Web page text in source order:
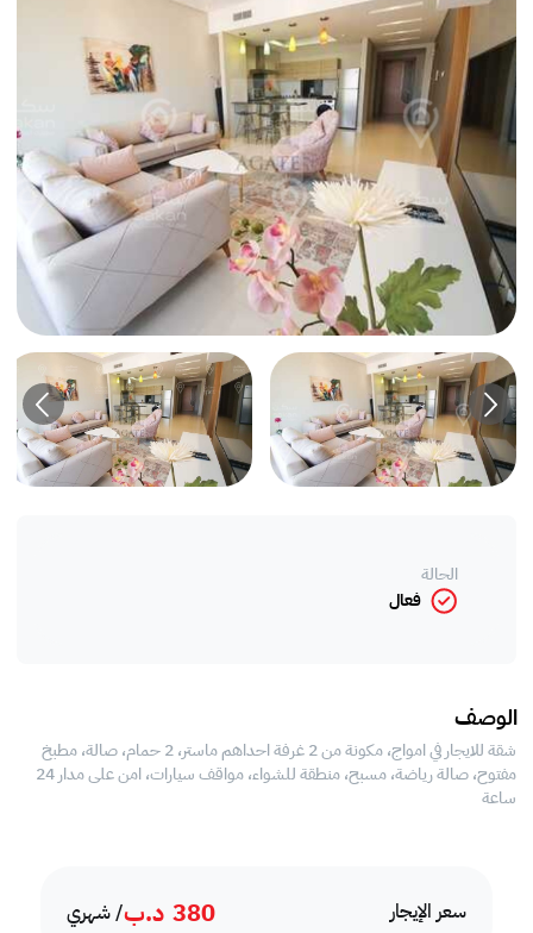
سعر الإيجار 380 د.ب/ شهري
الحالة
فعال
الوصف
شقة للايجار في امواج، مكونة من 2 غرفة احداهم ماستر، 2 حمام، صالة، مطبخ
مفتوح، صالة رياضة، مسبح، منطقة للشواء، مواقف سيارات، امن على مدار 24
ساعة